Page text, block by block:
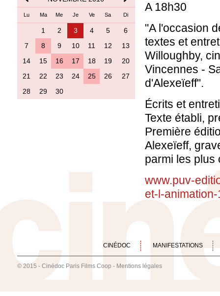
Lu Ma Me Je Ve Sa Di
1 2 3 4 5
6
7
8 9 10 11 12
13
14
15 16 17 18 19
20
21
22 23 24 25 26
27
28
29 30
A 18h30
"A l'occasion
textes et
Willoughby,
Vincennes -
d'Alexeïeff".
Écrits et
Texte établi,
Première
Alexeïeff,
parmi les plus
www.puv-
et-l-
CINÉDOC MANIFESTATIONS
© 2015 - Cinédoc Paris Films Coop - Mentions légales